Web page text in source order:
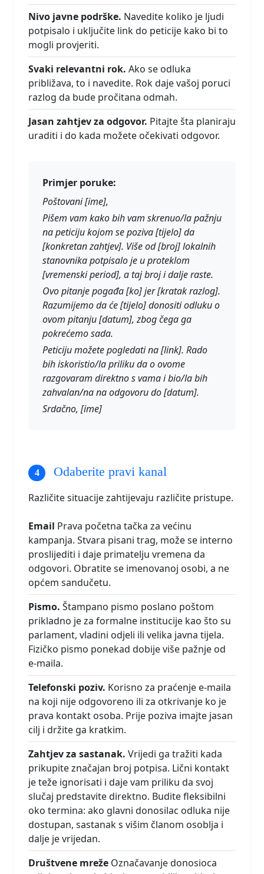
Nivo javne podrške. Navedite koliko je ljudi
potpisalo i uključite link do peticije kako bi to
mogli provjeriti.
Svaki relevantni rok. Ako se odluka
približava, to i navedite. Rok daje vašoj poruci
razlog da bude pročitana odmah.
Jasan zahtjev za odgovor. Pitajte šta planiraju
uraditi i do kada možete očekivati odgovor.
Primjer poruke:
Poštovani [ime],
Pišem vam kako bih vam skrenuo/la pažnju
na peticiju kojom se poziva [tijelo] da
[konkretan zahtjev]. Više od [broj] lokalnih
stanovnika potpisalo je u proteklom
[vremenski period], a taj broj i dalje raste.
Ovo pitanje pogađa [ko] jer [kratak razlog].
Razumijemo da će [tijelo] donositi odluku o
ovom pitanju [datum], zbog čega ga
pokrećemo sada.
Peticiju možete pogledati na [link]. Rado
bih iskoristio/la priliku da o ovome
razgovaram direktno s vama i bio/la bih
zahvalan/na na odgovoru do [datum].
Srdačno, [ime]
Odaberite pravi kanal
Različite situacije zahtijevaju različite pristupe.
Email Prava početna tačka za većinu
kampanja. Stvara pisani trag, može se interno
proslijediti i daje primatelju vremena da
odgovori. Obratite se imenovanoj osobi, a ne
općem sandučetu.
Pismo. Štampano pismo poslano poštom
prikladno je za formalne institucije kao što su
parlament, vladini odjeli ili velika javna tijela.
Fizičko pismo ponekad dobije više pažnje od
e-maila.
Telefonski poziv. Korisno za praćenje e-maila
na koji nije odgovoreno ili za otkrivanje ko je
prava kontakt osoba. Prije poziva imajte jasan
cilj i držite ga kratkim.
Zahtjev za sastanak. Vrijedi ga tražiti kada
prikupite značajan broj potpisa. Lični kontakt
je teže ignorisati i daje vam priliku da svoj
slučaj predstavite direktno. Budite fleksibilni
oko termina: ako glavni donosilac odluka nije
dostupan, sastanak s višim članom osoblja i
dalje je vrijedan.
Društvene mreže Označavanje donosioca